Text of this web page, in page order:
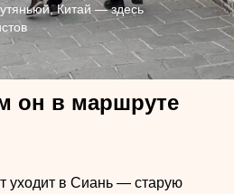
Китай — здесь
он в маршруте
уходит в Сиань — старую